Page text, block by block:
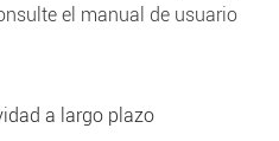
el manual de usuario
a largo plazo